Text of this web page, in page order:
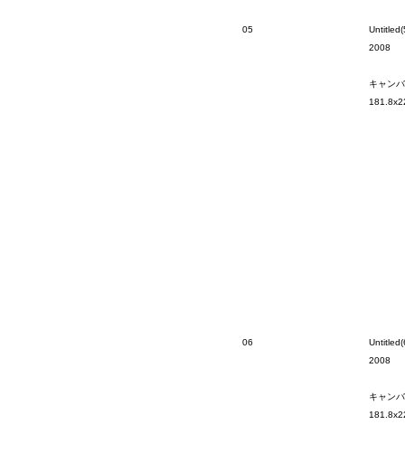
05
2008
キャン
06
2008
キャン